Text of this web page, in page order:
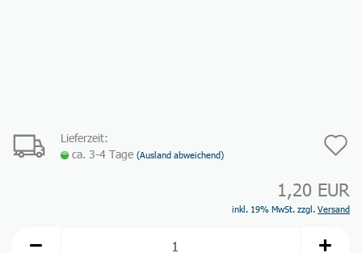
Lieferzeit:
ca. 3-4 Tage (Ausland abweichend)
1,20 EUR
inkl. 19% MwSt. zzgl. Versand